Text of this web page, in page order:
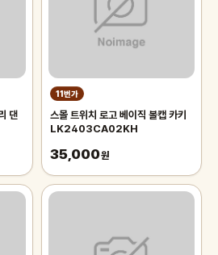
댄
11번가
스몰 트위치 로고 베이직 볼캡 카키
LK2403CA02KH
35,000원